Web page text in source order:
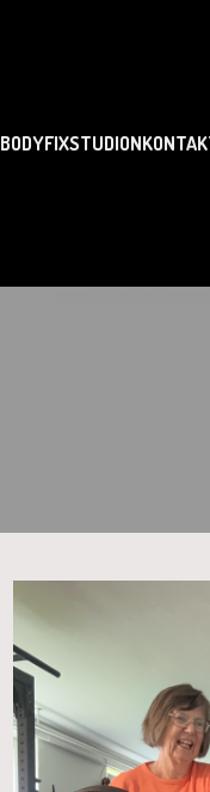
BODYFIXSTUDION